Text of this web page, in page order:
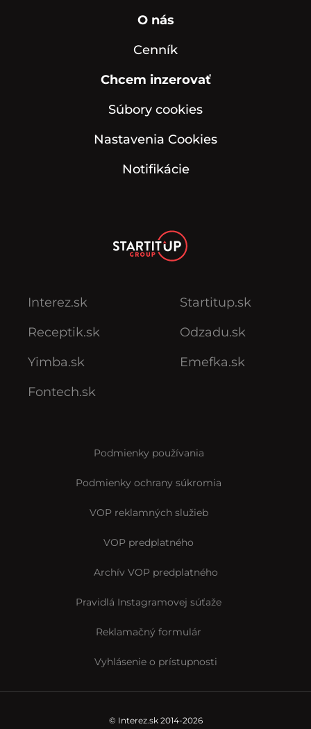
O nás
Cenník
Chcem inzerovať
Súbory cookies
Nastavenia Cookies
Notifikácie
Interez.sk
Receptik.sk
Yimba.sk
Fontech.sk
Startitup.sk
Odzadu.sk
Emefka.sk
Podmienky používania
Podmienky ochrany súkromia
VOP reklamných služieb
VOP predplatného
Archív VOP predplatného
Pravidlá Instagramovej súťaže
Reklamačný formulár
Vyhlásenie o prístupnosti
© Interez.sk 2014-2026